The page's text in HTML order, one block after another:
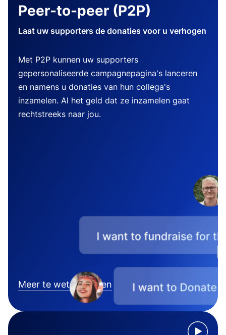
Peer-to-peer (P2P)
Laat uw supporters de donaties voor u verhogen
Met P2P kunnen uw supporters
gepersonaliseerde campagnepagina's lanceren
en namens u donaties van hun collega's
inzamelen. Al het geld dat ze inzamelen gaat
rechtstreeks naar jou.
Meer te weten komen